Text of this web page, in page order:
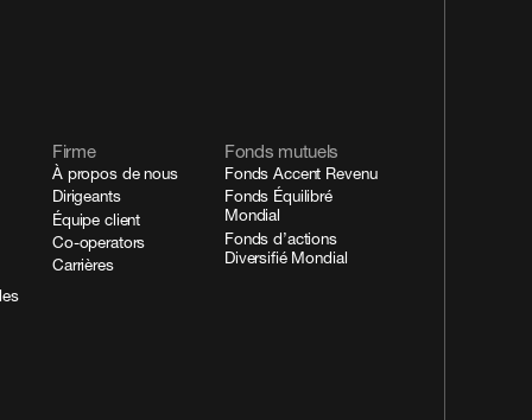
Firme
À propos de nous
Dirigeants
Équipe client
Co-operators
Carrières
Fonds mutuels
Fonds Accent Revenu
Fonds Équilibré
Mondial
Fonds d’actions
Diversifié Mondial